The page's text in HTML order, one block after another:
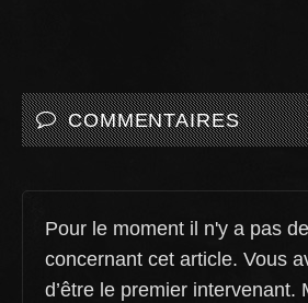
COMMENTAIRES
Pour le moment il n'y a pas
concernant cet article. Vous
d’être le premier intervenant.